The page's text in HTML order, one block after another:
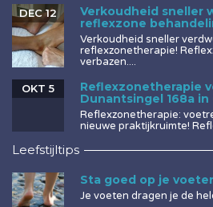
Verkoudheid sneller
reflexzone
DEC 12
Verkoudheid sneller
reflexzonetherapie!
verbazen....
Reflexzonetherapie
Dunantsingel 168a in
OKT 5
Reflexzonetherapie:
nieuwe praktijkruimte!
Leefstijltips
Sta goed op je
Je voeten dragen je de